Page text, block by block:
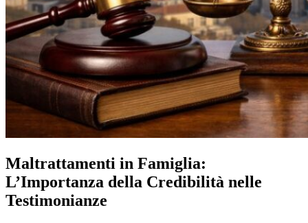
Maltrattamenti in Famiglia:
L’Importanza della Credibilità nelle
Testimonianze